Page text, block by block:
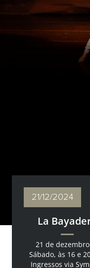
21/12/2024
La
21 de
Sábado, às 16 e
Ingressos via